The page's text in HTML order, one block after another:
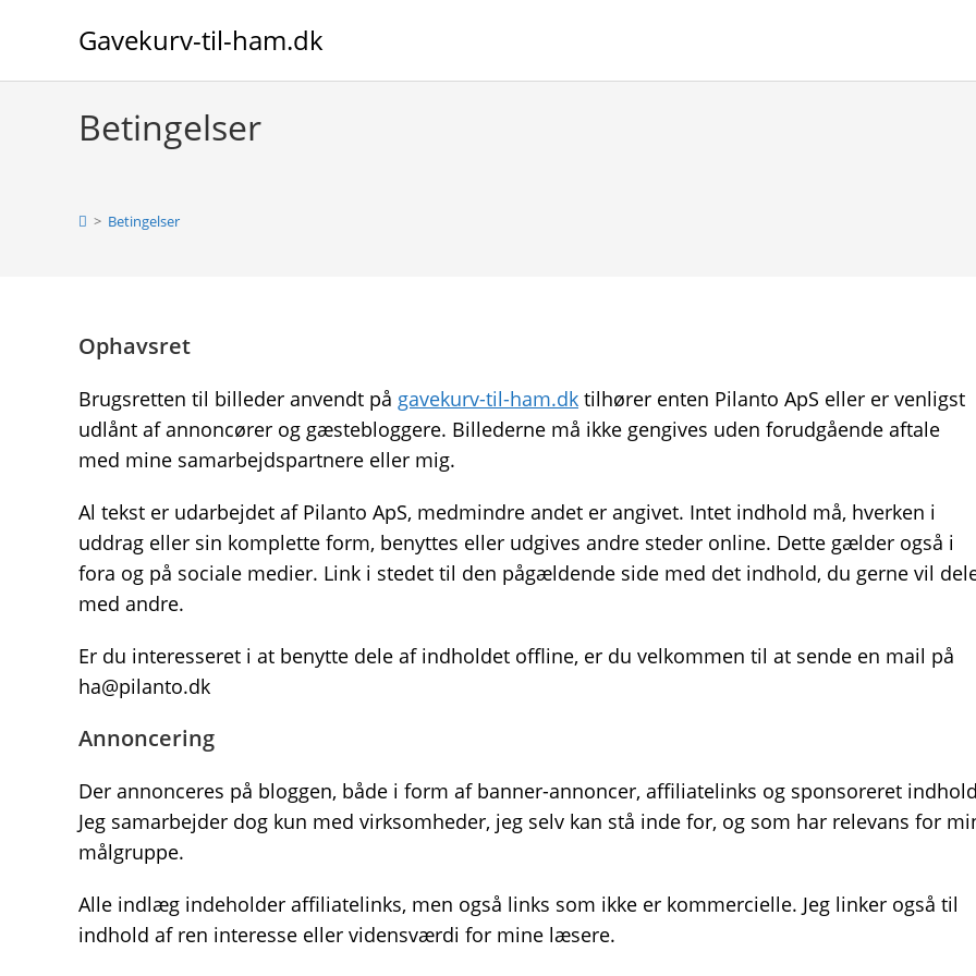
Gavekurv-til-ham.dk
Betingelser
> Betingelser
Ophavsret
Brugsretten til billeder anvendt på gavekurv-til-ham.dk tilhører enten Pilanto ApS eller er venligst
udlånt af annoncører og gæstebloggere. Billederne må ikke gengives uden forudgående aftale
med mine samarbejdspartnere eller mig.
Al tekst er udarbejdet af Pilanto ApS, medmindre andet er angivet. Intet indhold må, hverken i
uddrag eller sin komplette form, benyttes eller udgives andre steder online. Dette gælder også i
fora og på sociale medier. Link i stedet til den pågældende side med det indhold, du gerne vil
med andre.
Er du interesseret i at benytte dele af indholdet offline, er du velkommen til at sende en mail på
ha@pilanto.dk
Annoncering
Der annonceres på bloggen, både i form af banner-annoncer, affiliatelinks og sponsoreret
Jeg samarbejder dog kun med virksomheder, jeg selv kan stå inde for, og som har relevans for
målgruppe.
Alle indlæg indeholder affiliatelinks, men også links som ikke er kommercielle. Jeg linker også til
indhold af ren interesse eller vidensværdi for mine læsere.